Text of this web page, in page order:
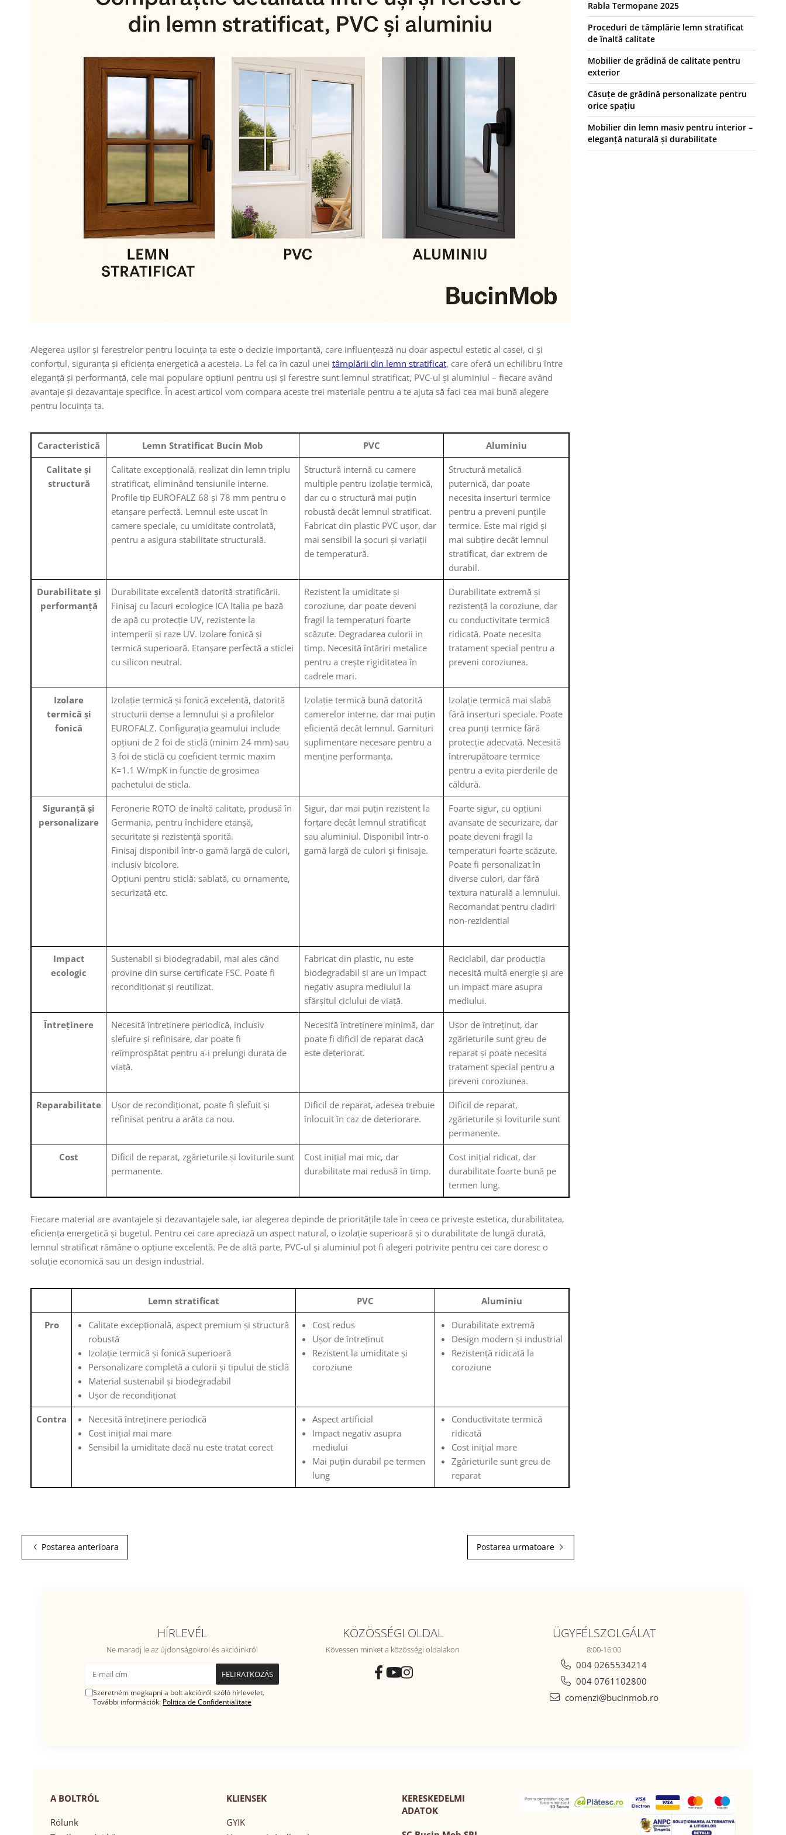
Alegerea ușilor și ferestrelor pentru locuința ta este o decizie importantă, care influențează nu doar aspectul estetic al casei, ci și
confortul, siguranța și eficiența energetică a acesteia. La fel ca în cazul unei tâmplării din lemn stratificat, care oferă un echilibru între
eleganță și performanță, cele mai populare opțiuni pentru uși și ferestre sunt lemnul stratificat, PVC-ul și aluminiul – fiecare având
avantaje și dezavantaje specifice. În acest articol vom compara aceste trei materiale pentru a te ajuta să faci cea mai bună alegere
pentru locuința ta.
Caracteristică Lemn Stratificat Bucin Mob PVC Aluminiu
Calitate și
structură
Calitate excepțională, realizat din lemn triplu
stratificat, eliminând tensiunile interne.
Profile tip EUROFALZ 68 și 78 mm pentru o
etanșare perfectă. Lemnul este uscat în
camere speciale, cu umiditate controlată,
pentru a asigura stabilitate structurală.
Structură internă cu camere
multiple pentru izolație termică,
dar cu o structură mai puțin
robustă decât lemnul stratificat.
Fabricat din plastic PVC ușor, dar
mai sensibil la șocuri și variații
de temperatură.
Structură metalică
puternică, dar poate
necesita inserturi termice
pentru a preveni punțile
termice. Este mai rigid și
mai subțire decât lemnul
stratificat, dar extrem de
durabil.
Durabilitate și
performanță
Durabilitate excelentă datorită stratificării.
Finisaj cu lacuri ecologice ICA Italia pe bază
de apă cu protecție UV, rezistente la
intemperii și raze UV. Izolare fonică și
termică superioară. Etanșare perfectă a sticlei
cu silicon neutral.
Rezistent la umiditate și
coroziune, dar poate deveni
fragil la temperaturi foarte
scăzute. Degradarea culorii in
timp. Necesită întăriri metalice
pentru a crește rigiditatea în
cadrele mari.
Durabilitate extremă și
rezistență la coroziune, dar
cu conductivitate termică
ridicată. Poate necesita
tratament special pentru a
preveni coroziunea.
Izolare
termică și
fonică
Izolație termică și fonică excelentă, datorită
structurii dense a lemnului și a profilelor
EUROFALZ. Configurația geamului include
opțiuni de 2 foi de sticlă (minim 24 mm) sau
3 foi de sticlă cu coeficient termic maxim
K=1.1 W/mpK in functie de grosimea
pachetului de sticla.
Izolație termică bună datorită
camerelor interne, dar mai puțin
eficientă decât lemnul. Garnituri
suplimentare necesare pentru a
menține performanța.
Izolație termică mai slabă
fără inserturi speciale. Poate
crea punți termice fără
protecție adecvată. Necesită
întrerupătoare termice
pentru a evita pierderile de
căldură.
Siguranță și
personalizare
Feronerie ROTO de înaltă calitate, produsă în
Germania, pentru închidere etanșă,
securitate și rezistență sporită.
Finisaj disponibil într-o gamă largă de culori,
inclusiv bicolore.
Opțiuni pentru sticlă: sablată, cu ornamente,
securizată etc.
Sigur, dar mai puțin rezistent la
forțare decât lemnul stratificat
sau aluminiul. Disponibil într-o
gamă largă de culori și finisaje.
Foarte sigur, cu opțiuni
avansate de securizare, dar
poate deveni fragil la
temperaturi foarte scăzute.
Poate fi personalizat în
diverse culori, dar fără
textura naturală a lemnului.
Recomandat pentru cladiri
non-rezidential
Impact
ecologic
Sustenabil și biodegradabil, mai ales când
provine din surse certificate FSC. Poate fi
recondiționat și reutilizat.
Fabricat din plastic, nu este
biodegradabil și are un impact
negativ asupra mediului la
sfârșitul ciclului de viață.
Reciclabil, dar producția
necesită multă energie și are
un impact mare asupra
mediului.
Întreținere
Necesită întreținere periodică, inclusiv
șlefuire și refinisare, dar poate fi
reîmprospătat pentru a-i prelungi durata de
viață.
Necesită întreținere minimă, dar
poate fi dificil de reparat dacă
este deteriorat.
Ușor de întreținut, dar
zgârieturile sunt greu de
reparat și poate necesita
tratament special pentru a
preveni coroziunea.
Reparabilitate
Ușor de recondiționat, poate fi șlefuit și
refinisat pentru a arăta ca nou.
Dificil de reparat, adesea trebuie
înlocuit în caz de deteriorare.
Dificil de reparat,
zgârieturile și loviturile sunt
permanente.
Cost
Dificil de reparat, zgârieturile și loviturile sunt
permanente.
Cost inițial mai mic, dar
durabilitate mai redusă în timp.
Cost inițial ridicat, dar
durabilitate foarte bună pe
termen lung.
Fiecare material are avantajele și dezavantajele sale, iar alegerea depinde de prioritățile tale în ceea ce privește estetica, durabilitatea,
eficiența energetică și bugetul. Pentru cei care apreciază un aspect natural, o izolație superioară și o durabilitate de lungă durată,
lemnul stratificat rămâne o opțiune excelentă. Pe de altă parte, PVC-ul și aluminiul pot fi alegeri potrivite pentru cei care doresc o
soluție economică sau un design industrial.
Lemn stratificat PVC Aluminiu
Pro
Calitate excepțională, aspect premium și structură
robustă
Izolație termică și fonică superioară
Personalizare completă a culorii și tipului de sticlă
Material sustenabil și biodegradabil
Ușor de recondiționat
Cost redus
Ușor de întreținut
Rezistent la umiditate și
coroziune
Durabilitate extremă
Design modern și industrial
Rezistență ridicată la
coroziune
Contra
Necesită întreținere periodică
Cost inițial mai mare
Sensibil la umiditate dacă nu este tratat corect
Aspect artificial
Impact negativ asupra
mediului
Mai puțin durabil pe termen
lung
Conductivitate termică
ridicată
Cost inițial mare
Zgârieturile sunt greu de
reparat
Rabla Termopane 2025
Proceduri de tâmplărie lemn stratificat
de înaltă calitate
Mobilier de grădină de calitate pentru
exterior
Căsuțe de grădină personalizate pentru
orice spațiu
Mobilier din lemn masiv pentru interior –
eleganță naturală și durabilitate
Postarea urmatoare
Postarea anterioara
HÍRLEVÉL
Ne maradj le az újdonságokrol és akcióinkról
Szeretném megkapni a bolt akcióiról szóló hírlevelet.
További információk: Politica de Confidentialitate
KÖZÖSSÉGI OLDAL
Kövessen minket a közösségi oldalakon
ÜGYFÉLSZOLGÁLAT
8:00-16:00
004 0265534214
004 0761102800
comenzi@bucinmob.ro
A BOLTRÓL
Rólunk
KLIENSEK
GYIK
KERESKEDELMI
ADATOK